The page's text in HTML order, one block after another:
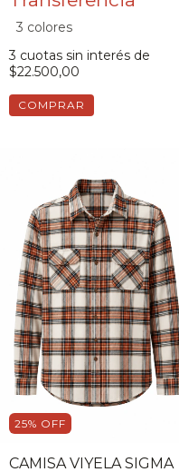
3 colores
3 cuotas sin interés de
$22.500,00
COMPRAR
25% OFF
CAMISA VIYELA SIGMA